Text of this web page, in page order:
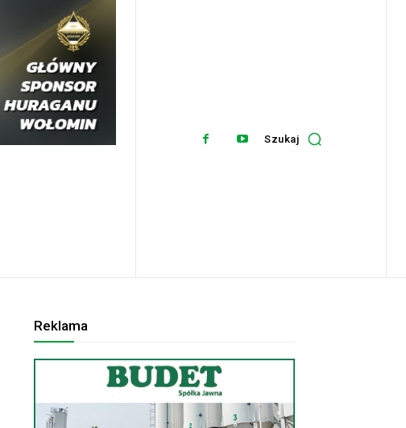
Szukaj
Reklama